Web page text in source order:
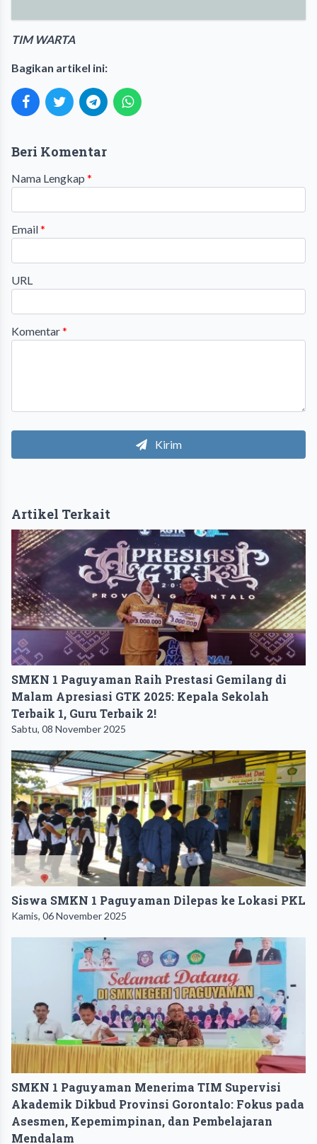
TIM WARTA
Bagikan artikel ini:
Beri Komentar
Nama Lengkap *
Email*
URL
Komentar*
Kirim
Artikel Terkait
SMKN 1 Paguyaman Raih Prestasi Gemilang di
Malam Apresiasi GTK 2025: Kepala Sekolah
Terbaik 1, Guru Terbaik 2!
Sabtu, 08 November 2025
Siswa SMKN 1 Paguyaman Dilepas ke Lokasi PKL
Kamis, 06 November 2025
SMKN 1 Paguyaman Menerima TIM Supervisi
Akademik Dikbud Provinsi Gorontalo: Fokus pada
Asesmen, Kepemimpinan, dan Pembelajaran
Mendalam